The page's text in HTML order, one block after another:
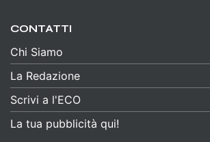
CONTATTI
Chi Siamo
La Redazione
Scrivi a l'ECO
La tua pubblicità qui!